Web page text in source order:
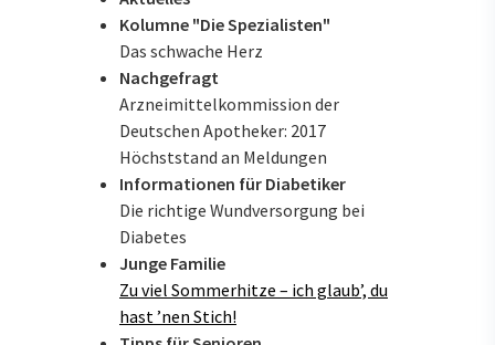
Kolumne "Die Spezialisten"
Das schwache Herz
Nachgefragt
Arzneimittelkommission der
Deutschen Apotheker: 2017
Höchststand an Meldungen
Informationen für Diabetiker
Die richtige Wundversorgung bei
Diabetes
Junge Familie
Zu viel Sommerhitze – ich glaub’, du
hast ’nen Stich!